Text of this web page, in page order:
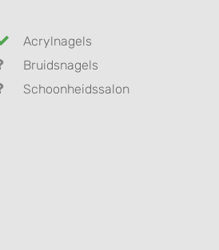
Acrylnagels
Bruidsnagels
Schoonheidssalon